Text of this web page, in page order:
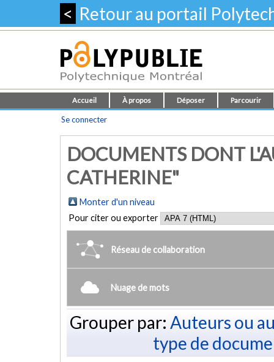
< Retour au portail
Accueil À propos Déposer Parcourir
Se connecter
DOCUMENTS DONT
CATHERINE"
Monter d'un niveau
Pour citer ou exporter
Réseau de collaboration
Nuage de mots
Grouper par: Auteurs ou
type de